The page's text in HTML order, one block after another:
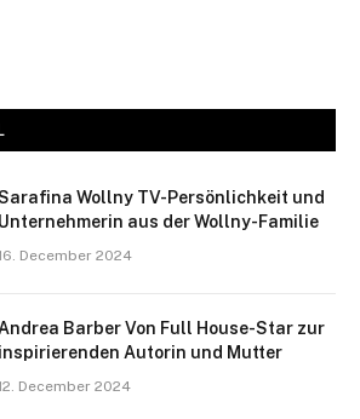
Wollny TV-Persönlichkeit und
Unternehmerin aus der Wollny-Familie
December 2024
Andrea Barber Von Full House-Star zur
inspirierenden Autorin und Mutter
December 2024